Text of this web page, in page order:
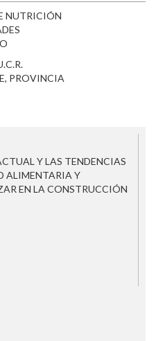
NUTRICIÓN
PROVINCIA
Y LAS TENDENCIAS
ALIMENTARIA Y
EN LA CONSTRUCCIÓN
DEFINIR DESAFÍOS
UN ESPACIO DE